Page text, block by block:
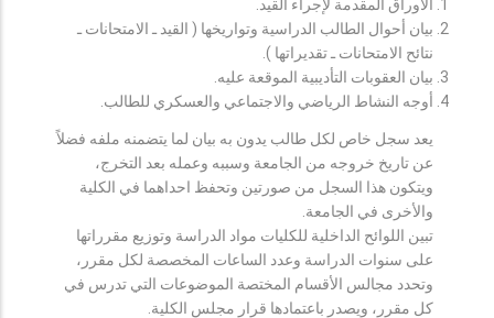
الأوراق المقدمة لإجراء القيد.
بيان أحوال الطالب الدراسية وتواريخها ( القيد ـ الامتحانات ـ
نتائح الامتحانات ـ تقديراتها ).
بيان العقوبات التأديبية الموقعة عليه.
أوجه النشاط الرياضي والاجتماعي والعسكري للطالب.
يعد سجل خاص لكل طالب يدون به بيان لما يتضمنه ملفه فضلاً
عن تاريخ خروجه من الجامعة وسببه وعمله بعد التخرج،
ويتكون هذا السجل من صورتين وتحفظ احداهما في الكلية
والأخرى في الجامعة.
تبين اللوائح الداخلية للكليات مواد الدراسة وتوزيع مقرراتها
على سنوات الدراسة وعدد الساعات المخصصة لكل مقرر،
وتحدد مجالس الأقسام المختصة الموضوعات التي تدرس في
كل مقرر، ويصدر باعتمادها قرار مجلس الكلية.